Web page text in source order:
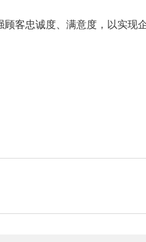
客忠诚度、满意度，以实现